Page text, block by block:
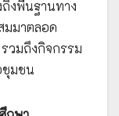
งพื้นฐานทาง
มมาตลอด
วมถึงกิจกรรม
ชุมชน